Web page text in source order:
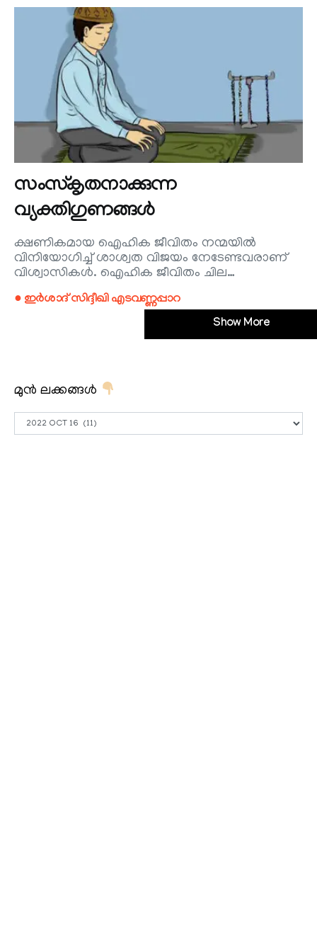
സംസ്‌കൃതനാക്കുന്ന
വ്യക്തിഗുണങ്ങൾ
ക്ഷണികമായ ഐഹിക ജീവിതം നന്മയിൽ
വിനിയോഗിച്ച് ശാശ്വത വിജയം നേടേണ്ടവരാണ്
വിശ്വാസികൾ. ഐഹിക ജീവിതം ചില…
● ഇർശാദ് സിദ്ദീഖി എടവണ്ണപ്പാറ
Show More
മുൻ ലക്കങ്ങൾ